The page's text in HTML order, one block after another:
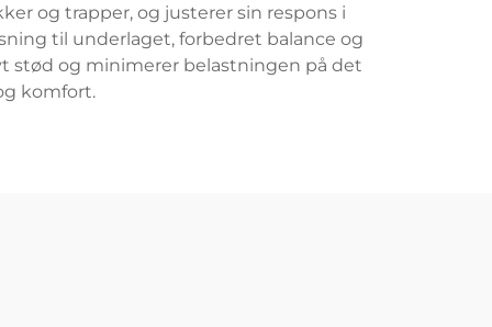
og trapper, og justerer sin respons i
til underlaget, forbedret balance og
stød og minimerer belastningen på det
komfort.